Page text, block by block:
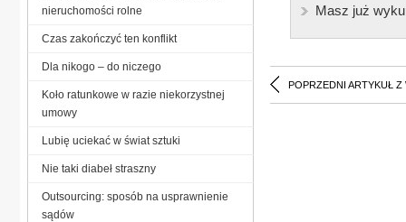
Masz już
POPRZEDNI ARTYKUŁ Z
nieruchomości rolne
Czas zakończyć ten konflikt
Dla nikogo – do niczego
Koło ratunkowe w razie niekorzystnej
umowy
Lubię uciekać w świat sztuki
Nie taki diabeł straszny
Outsourcing: sposób na usprawnienie
sądów